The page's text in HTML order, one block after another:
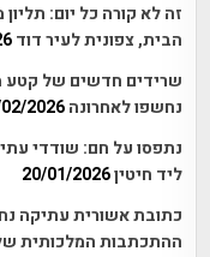
זה לא קורה כל יום:
הבית, צפונית לעיר דוד
שרידים חדשים של קטע
נחשפו לאחרונה 2026
נתפסו על חם: שודדי
ליד חיטין20/01/2026
כתובת אשורית עתיקה
ההתכתבות המלכותית